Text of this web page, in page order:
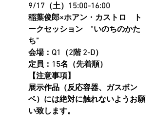
9/17（土）15:00-16:00
稲葉俊郎×ホアン・カストロ　ト
ークセッション　“いのちのかた
ち”
会場：Q1（2階 2-D）
定員：15名（先着順）
【注意事項】
展示作品（反応容器、ガスボン
ベ）には絶対に触れないようお願
い致します。